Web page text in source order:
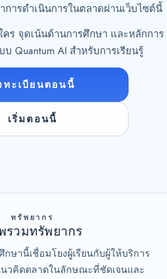
การดำเนินการในตลาดผ่านเว็บไซต์นี้
คร จุดเน้นด้านการศึกษา และหลักการ
Quantum AI สำหรับการเรียนรู้
ทะเบียนตอนนี้
เริ่มตอนนี้
ทรัพยากร
รวมทรัพยากร
ษานี้เชื่อมโยงผู้เรียนกับผู้ให้บริการ
วคิดตลาดในลักษณะที่ชัดเจนและ